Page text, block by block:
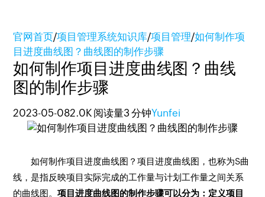
官网首页/项目管理系统知识库/项目管理/如何制作项
目进度曲线图？曲线图的制作步骤
如何制作项目进度曲线图？曲线
图的制作步骤
2023-05-082.0K 阅读量3 分钟Yunfei
如何制作项目进度曲线图？项目进度曲线图，也称为S曲
线，是指反映项目实际完成的工作量与计划工作量之间关系
的曲线图。项目进度曲线图的制作步骤可以分为：定义项目